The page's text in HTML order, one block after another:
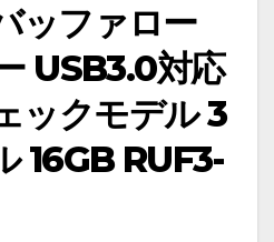
ッファロー
USB3.0対応
ックモデル 3
16GB RUF3-